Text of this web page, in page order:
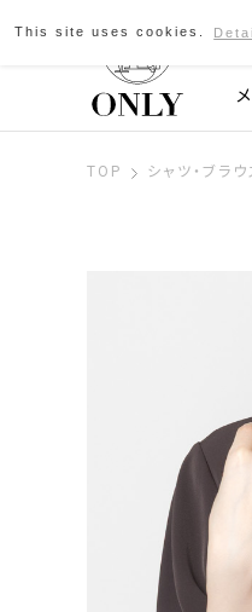
TOP シャツ・ブラウ
This site uses cookies.